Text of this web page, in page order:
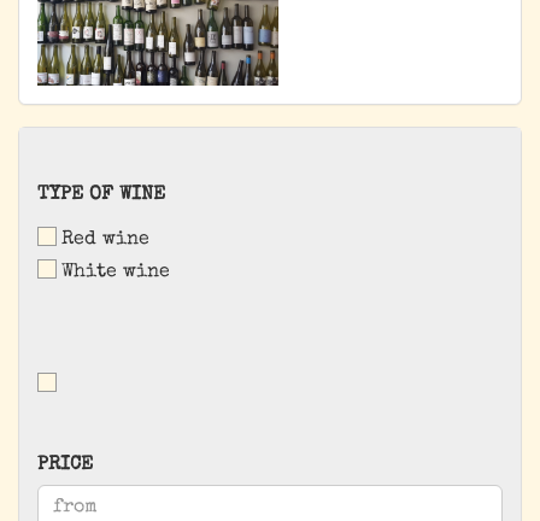
TYPE
WINE
TYPE OF WINE
Red wine
White wine
PRICE
PRICE
Price to